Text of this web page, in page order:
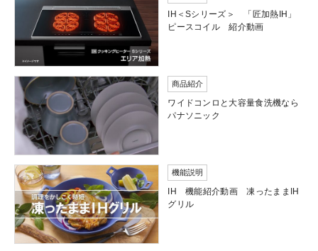
IH＜Sシリーズ＞ 「匠加熱IH」
ピースコイル 紹介動画
商品紹介
ワイドコンロと大容量食洗機なら
パナソニック
機能説明
IH 機能紹介動画 凍ったままIH
グリル